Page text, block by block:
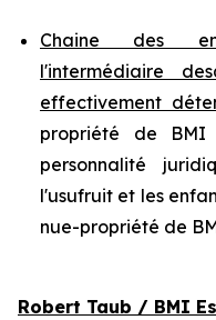
Chaine des
l'intermédiaire
effectivement
propriété de BMI
personnalité
l'usufruit et les
nue-propriété de
Robert Taub / BMI